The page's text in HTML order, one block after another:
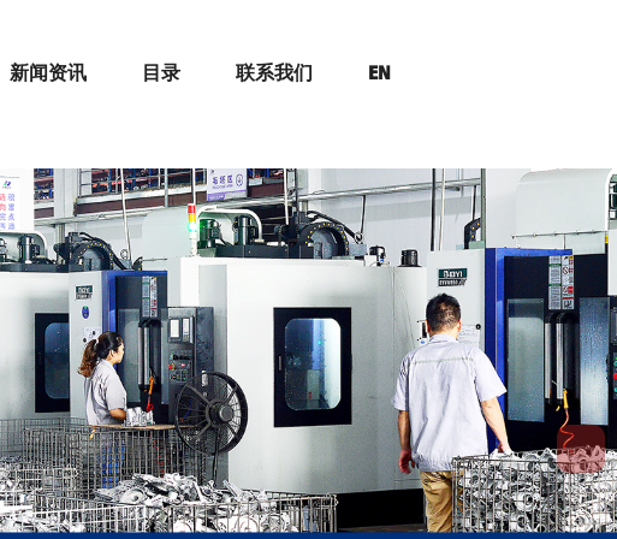
新闻资讯 目录 联系我们 EN